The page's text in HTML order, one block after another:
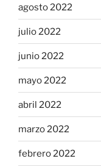
agosto 2022
julio 2022
junio 2022
mayo 2022
abril 2022
marzo 2022
febrero 2022